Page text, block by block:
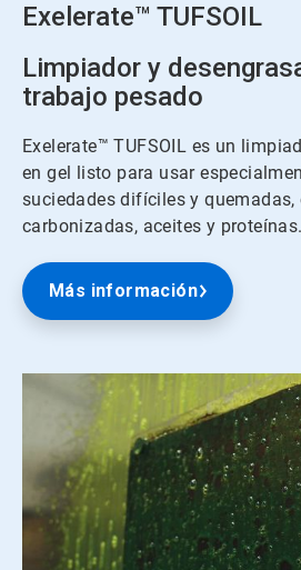
Exelerate™ TUFSOIL
Limpiador y
trabajo pesado
Exelerate™ TUFSOIL es un
en gel listo para usar
suciedades difíciles y quemadas,
carbonizadas, aceites y proteínas.
Más información